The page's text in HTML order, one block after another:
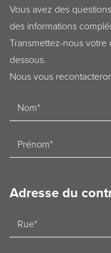
Vous avez des
des informations
Transmettez-nous
dessous.
Nous vous
Naam
Voornaam
Adresse du
Straat